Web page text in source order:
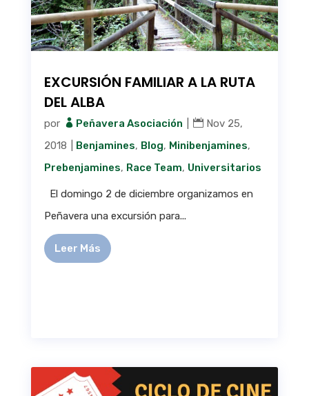
EXCURSIÓN FAMILIAR A LA RUTA
DEL ALBA
por Peñavera Asociación
Nov 25,
2018
Benjamines, Blog, Minibenjamines,
Prebenjamines, Race Team, Universitarios
El domingo 2 de diciembre organizamos en
Peñavera una excursión para...
Leer Más